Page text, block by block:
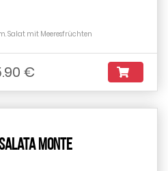
Salat mit Meeresfrüchten
€
Monte